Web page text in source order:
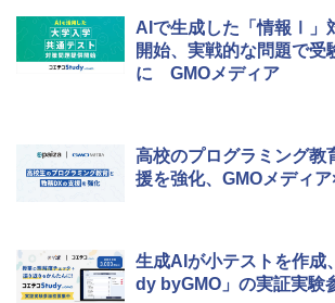
AIで生成した「情報Ⅰ」
開始、実戦的な問題で受
に GMOメディア
高校のプログラミング教
援を強化、GMOメディ
生成AIが小テストを作成
dy byGMO」の実証実験